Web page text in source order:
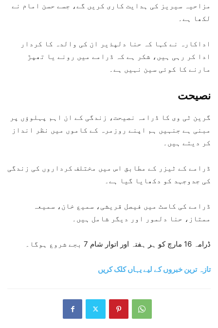
مزاحیہ سیریز کی ہدایت کاری کریں گے، جسے حسن امام نے
لکھا ہے۔
اداکارہ نے کہا کہ حنا دلپذیر ان کی والدہ کا کردار
ادا کر رہی ہیں، شکر ہے کہ ڈرامے میں رونے یا تھپڑ
مارنے کا کوئی سین نہیں ہے۔
نصیحت
گرین ٹی وی کا ڈرامہ نصیحت، زندگی کے ان اہم پہلوؤں پر
مبنی ہے جنہیں ہم اپنے روزمرہ کے کاموں میں نظر انداز
کر دیتے ہیں۔
ڈرامے کے ٹیزر کے مطابق اس میں مختلف کرداروں کی زندگی
کی جدوجہد کو دکھایا گیا ہے۔
ڈرامے کی کاسٹ میں فیصل قریشی، سمیع خان، سمیعہ
ممتاز، حنا دلمور اور دیگر شامل ہیں۔
ڈرامہ 16 مارچ کو ہر ہفتہ اور اتوار شام 7 بجے شروع ہوگا۔
تازہ ترین خبروں کے لیے یہاں کلک کریں